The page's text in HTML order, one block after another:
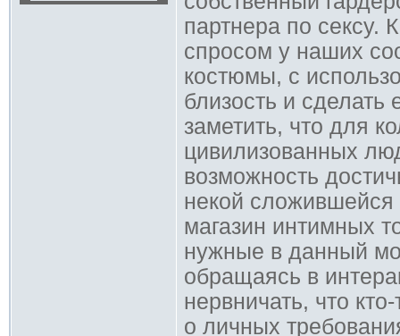
партнера по сексу.
спросом у наших
костюмы, с
близость и
заметить, что для
цивилизованных
возможность
некой сложившейся
магазин интимных
нужные в данный
обращаясь в
нервничать, что
о личных